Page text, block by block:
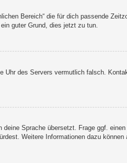
Bereich“ die für dich passende
guter Grund, dies jetzt zu tun.
des Servers vermutlich falsch.
Sprache übersetzt. Frage ggf.
Weitere Informationen dazu können